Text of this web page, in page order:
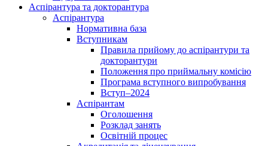
Аспірантура та докторантура
Аспірантура
Нормативна база
Вступникам
Правила прийому до аспірантури та
докторантури
Положення про приймальну комісію
Програма вступного випробування
Вступ–2024
Аспірантам
Оголошення
Розклад занять
Освітній процес